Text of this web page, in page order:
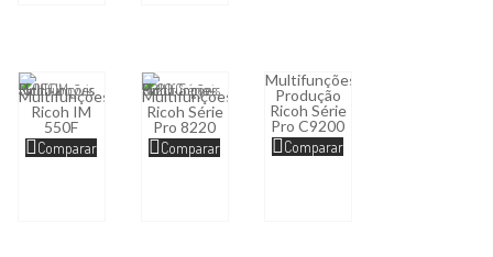
Multifunções
Ricoh IM
550F
Comparar
Multifunções
Ricoh Série
Pro 8220
Comparar
Multifunções
Produção
Ricoh Série
Pro C9200
Comparar